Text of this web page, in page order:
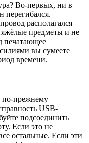
Во-первых, ни в
перегибался.
располагался
предметы и не
печатающее
вы сумеете
времени.
по-прежнему
USB-
подсоединить
Если это не
остальные. Если эти